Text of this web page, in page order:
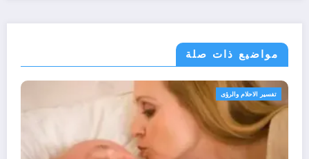
مواضيع ذات صلة